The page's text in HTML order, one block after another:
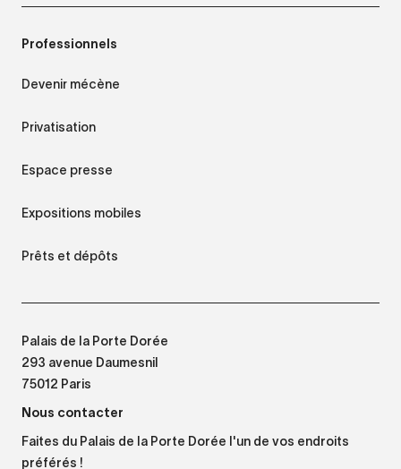
Professionnels
Devenir mécène
Privatisation
Espace presse
Expositions mobiles
Prêts et dépôts
Palais de la Porte Dorée
293 avenue Daumesnil
75012 Paris
Nous contacter
Faites du Palais de la Porte Dorée l'un de vos endroits
préférés !